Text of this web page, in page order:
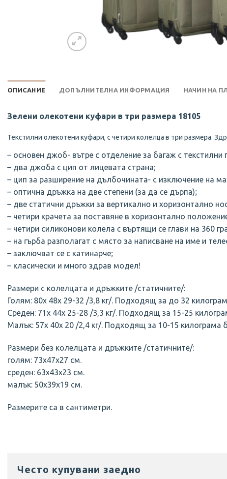
ОПИСАНИЕ ДОПЪЛНИТЕЛНА ИНФОРМАЦИЯ НАЧИН НА
Зелени олекотени куфари в три размера 18105
Текстилни олекотени куфари, с четири колелца в три размера.
– основен джоб- вътре с отделение за багаж с
– два джоба с цип от лицевата страна;
– цип за разширение на дълбочината- с изключение на
– оптична дръжка на две степени (за да се дърпа);
– две статични дръжки за вертикално и хоризонтално
– четири крачета за поставяне в хоризонтално
– четири силиконови колела с въртящи се глави нa 360
– на гърба разполагат с място за написване на име и
– заключват се с катинарче;
– класически и много здрав модел!
Размери с колелцата и дръжките /статичните/:
Голям: 80х 48х 29-32 /3,8 кг/. Подходящ за до 32
Среден: 71х 44х 25-28 /3,3 кг/. Подходящ за 15-25
Малък: 57х 40х 20 /2,4 кг/. Подходящ за 10-15 килограма
Размери без колелцата и дръжките /статичните/:
голям: 73х47х27 см.
среден: 63х43х23 см.
малък: 50х39х19 см.
Размерите са в сантиметри.
Често купувани заедно